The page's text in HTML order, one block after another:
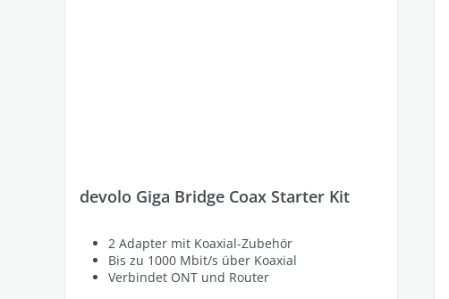
devolo Giga Bridge Coax Starter Kit
2 Adapter mit Koaxial-Zubehör
Bis zu 1000 Mbit/s über Koaxial
Verbindet ONT und Router